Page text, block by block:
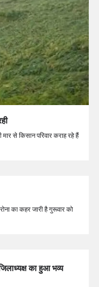
से किसान परिवार कराह रहे हैं
का कहर जारी है गुरूवार को
का हुआ भव्य